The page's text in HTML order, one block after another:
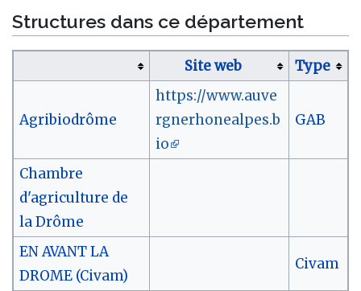
Structures dans ce département
Site web Type
Agribiodrôme
https://www.auve
rgnerhonealpes.b
io
GAB
Chambre
d'agriculture de
la Drôme
EN AVANT LA
DROME (Civam)
Civam